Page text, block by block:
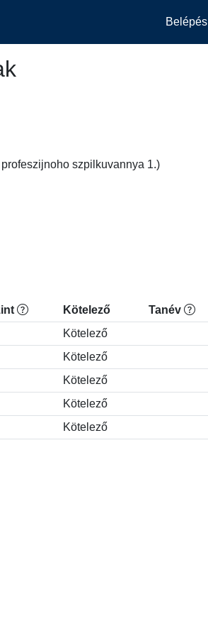
Belépés
szpilkuvannya 1.)
Kötelező Tanév
Kötelező
Kötelező
Kötelező
Kötelező
Kötelező